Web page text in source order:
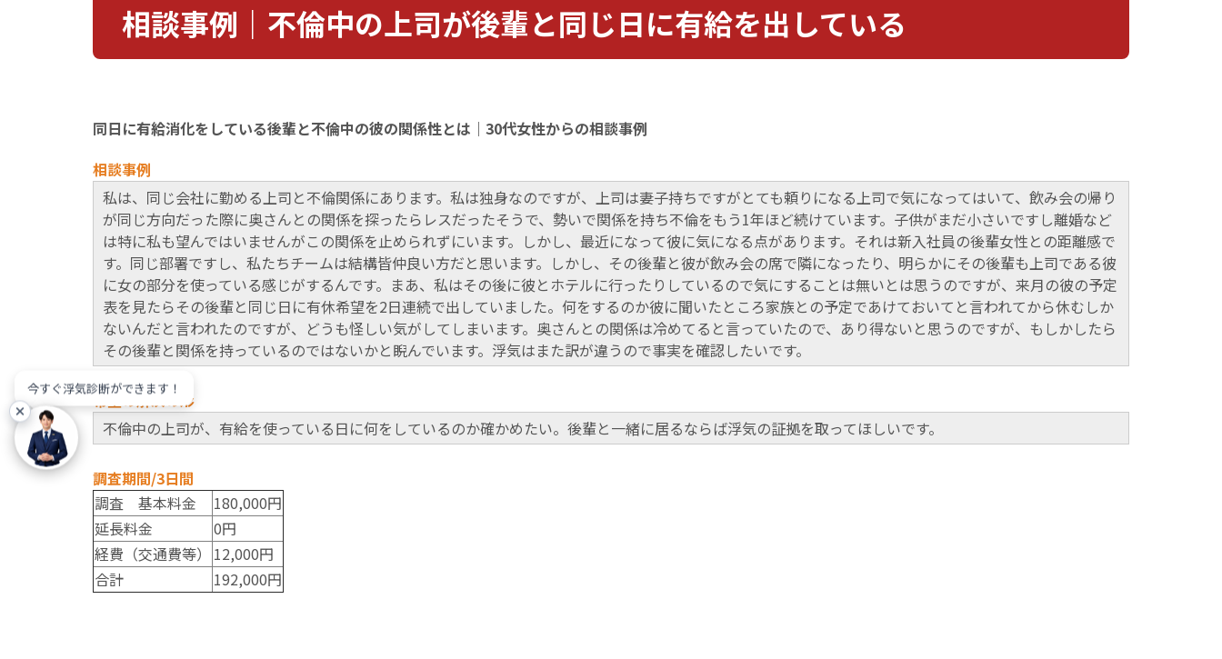
相談事例｜不倫中の上司が後輩と同じ日に有給を出している
同日に有給消化をしている後輩と不倫中の彼の関係性とは｜30代女性からの相談事例
相談事例
私は、同じ会社に勤める上司と不倫関係にあります。私は独身なのですが、上司は妻子持ちですがとても頼りになる上司で気になってはいて、飲み会の帰り
が同じ方向だった際に奥さんとの関係を探ったらレスだったそうで、勢いで関係を持ち不倫をもう1年ほど続けています。子供がまだ小さいですし離婚など
は特に私も望んではいませんがこの関係を止められずにいます。しかし、最近になって彼に気になる点があります。それは新入社員の後輩女性との距離感で
す。同じ部署ですし、私たちチームは結構皆仲良い方だと思います。しかし、その後輩と彼が飲み会の席で隣になったり、明らかにその後輩も上司である彼
に女の部分を使っている感じがするんです。まあ、私はその後に彼とホテルに行ったりしているので気にすることは無いとは思うのですが、来月の彼の予定
表を見たらその後輩と同じ日に有休希望を2日連続で出していました。何をするのか彼に聞いたところ家族との予定であけておいてと言われてから休むしか
ないんだと言われたのですが、どうも怪しい気がしてしまいます。奥さんとの関係は冷めてると言っていたので、あり得ないと思うのですが、もしかしたら
その後輩と関係を持っているのではないかと睨んでいます。浮気はまた訳が違うので事実を確認したいです。
希望の解決の形
不倫中の上司が、有給を使っている日に何をしているのか確かめたい。後輩と一緒に居るならば浮気の証拠を取ってほしいです。
調査期間/3日間
調査 基本料金
180,000円
延長料金
0円
経費（交通費等）​​​​​​
12,000円
合計
192,000円
今すぐ浮気診断ができます！